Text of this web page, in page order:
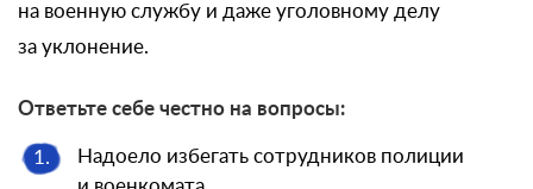
на военную службу и даже уголовному делу
за уклонение.
Ответьте себе честно на вопросы:
1.
Надоело избегать сотрудников полиции